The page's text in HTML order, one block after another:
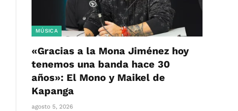
MÚSICA
«Gracias a la Mona Jiménez hoy
tenemos una banda hace 30
años»: El Mono y Maikel de
Kapanga
agosto 5, 2026